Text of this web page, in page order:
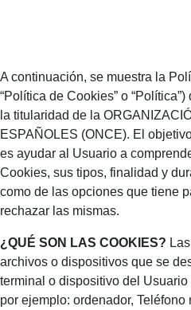
A continuación, se muestra la
“Política de Cookies” o
la titularidad de la
ESPAÑOLES (ONCE). El
es ayudar al Usuario a
Cookies, sus tipos, finalidad y
como de las opciones que tiene
rechazar las mismas.
¿QUÉ SON LAS COOKIES?
archivos o dispositivos que se
terminal o dispositivo del
por ejemplo: ordenador,